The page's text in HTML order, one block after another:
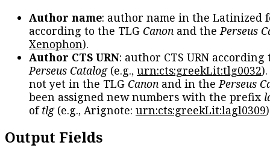
Author name: author name in the Latinized
according to the TLG Canon and thePerseus
Xenophon).
Author CTS URN: author CTS URN according
Perseus Catalog(e.g., urn:cts:greekLit:tlg0032
not yet in the TLG Canon and in thePerseus
been assigned new numbers with the prefix
oftlg(e.g., Arignote: urn:cts:greekLit:lagl0309
Output Fields